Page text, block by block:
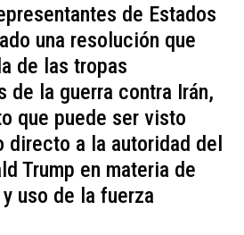
de Estados
una resolución que
de las tropas
de la guerra contra Irán,
que puede ser visto
directo a la autoridad del
Trump en materia de
uso de la fuerza